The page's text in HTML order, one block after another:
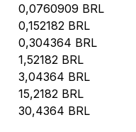
0,0760909 BRL
0,152182 BRL
0,304364 BRL
1,52182 BRL
3,04364 BRL
15,2182 BRL
30,4364 BRL